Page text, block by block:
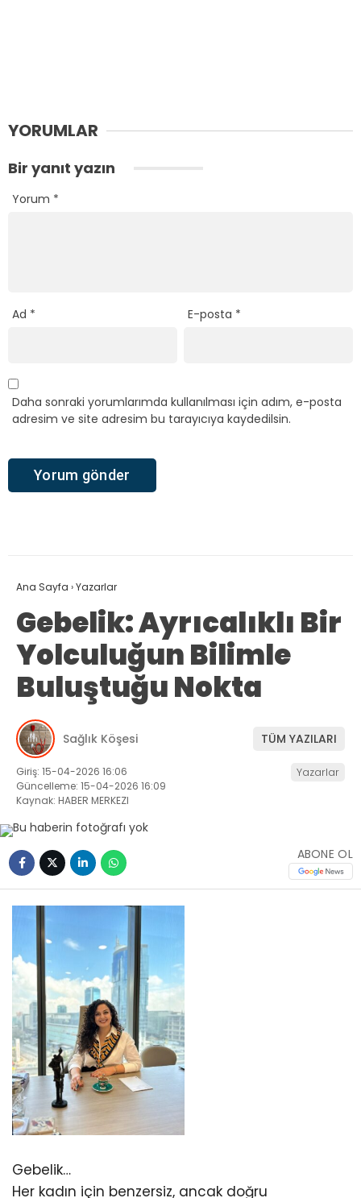
YORUMLAR
Bir yanıt yazın
Yorum *
Ad * E-posta *
Daha sonraki yorumlarımda kullanılması için adım, e-posta
adresim ve site adresim bu tarayıcıya kaydedilsin.
Ana Sayfa ›Yazarlar
Gebelik: Ayrıcalıklı Bir
Yolculuğun Bilimle
Buluştuğu Nokta
Sağlık Köşesi TÜM YAZILARI
Giriş: 15-04-2026 16:06
Güncelleme: 15-04-2026 16:09
Kaynak: HABER MERKEZI
Yazarlar
ABONE OL
Gebelik…
Her kadın için benzersiz, ancak doğru